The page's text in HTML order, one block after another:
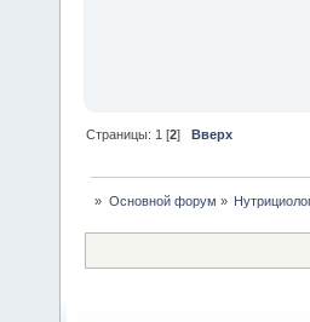
Страницы: 1 [2]Вверх
» Основной форум »